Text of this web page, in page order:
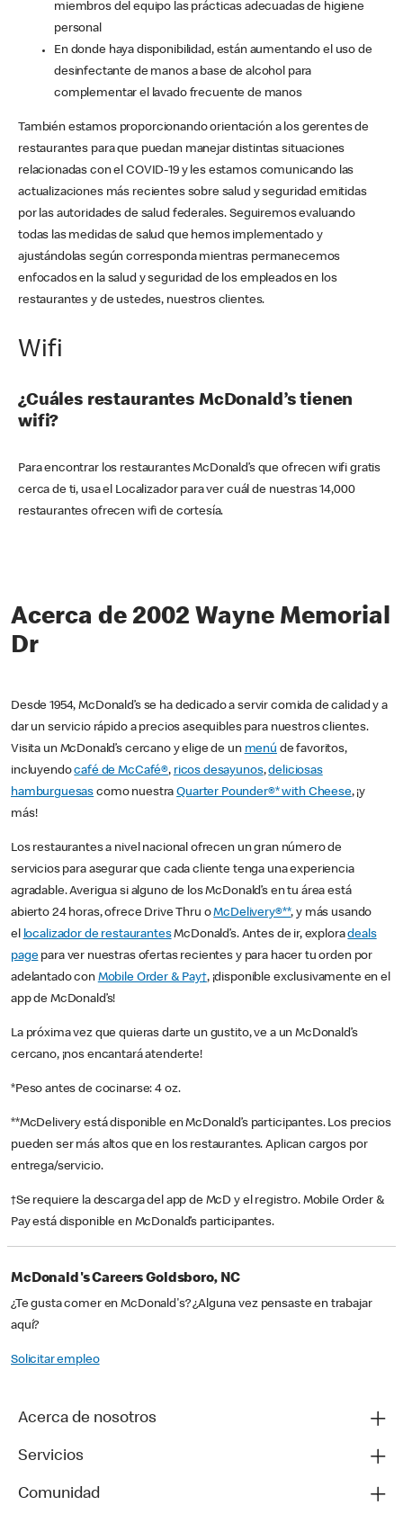
miembros del equipo las prácticas adecuadas de higiene
personal
En donde haya disponibilidad, están aumentando el uso de
desinfectante de manos a base de alcohol para
complementar el lavado frecuente de manos
También estamos proporcionando orientación a los gerentes de
restaurantes para que puedan manejar distintas situaciones
relacionadas con el COVID-19 y les estamos comunicando las
actualizaciones más recientes sobre salud y seguridad emitidas
por las autoridades de salud federales. Seguiremos evaluando
todas las medidas de salud que hemos implementado y
ajustándolas según corresponda mientras permanecemos
enfocados en la salud y seguridad de los empleados en los
restaurantes y de ustedes, nuestros clientes.
Wifi
¿Cuáles restaurantes McDonald’s tienen
wifi?
Para encontrar los restaurantes McDonald’s que ofrecen wifi gratis
cerca de ti, usa el Localizador para ver cuál de nuestras 14,000
restaurantes ofrecen wifi de cortesía.
Acerca de 2002 Wayne Memorial
Dr
Desde 1954, McDonald’s se ha dedicado a servir comida de calidad y a
dar un servicio rápido a precios asequibles para nuestros clientes.
Visita un McDonald’s cercano y elige de un menú de favoritos,
incluyendocafé de McCafé®, ricos desayunos,deliciosas
hamburguesas como nuestraQuarter Pounder®* with Cheese, ¡y
más!
Los restaurantes a nivel nacional ofrecen un gran número de
servicios para asegurar que cada cliente tenga una experiencia
agradable. Averigua si alguno de los McDonald’s en tu área está
abierto 24 horas, ofrece Drive Thru oMcDelivery®**, y más usando
el localizador de restaurantesMcDonald’s. Antes de ir, exploradeals
pagepara ver nuestras ofertas recientes y para hacer tu orden por
adelantado con Mobile Order & Pay†, ¡disponible exclusivamente en el
app de McDonald’s!
La próxima vez que quieras darte un gustito, ve a un McDonald’s
cercano, ¡nos encantará atenderte!
*Peso antes de cocinarse: 4 oz.
**McDelivery está disponible en McDonald’s participantes. Los precios
pueden ser más altos que en los restaurantes. Aplican cargos por
entrega/servicio.
†Se requiere la descarga del app de McD y el registro. Mobile Order &
Pay está disponible en McDonald’s participantes.
McDonald's Careers Goldsboro, NC
¿Te gusta comer en McDonald's? ¿Alguna vez pensaste en trabajar
aquí?
Solicitar empleo
Acerca de nosotros
Servicios
Comunidad